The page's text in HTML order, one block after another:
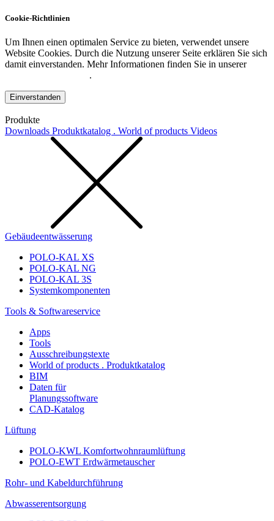
Cookie-Richtlinien
Um Ihnen einen optimalen Service zu bieten, verwendet unsere
Website Cookies. Durch die Nutzung unserer Seite erklären Sie sich
damit einverstanden. Mehr Informationen finden Sie in unserer
.
Einverstanden
Produkte
Downloads Produktkatalog . World of products Videos
Gebäudeentwässerung
POLO-KAL XS
POLO-KAL NG
POLO-KAL 3S
Systemkomponenten
Tools & Softwareservice
Apps
Tools
Ausschreibungstexte
World of products . Produktkatalog
BIM
Daten für
Planungssoftware
CAD-Katalog
Lüftung
POLO-KWL Komfortwohnraumlüftung
POLO-EWT Erdwärmetauscher
Rohr- und Kabeldurchführung
Abwasserentsorgung